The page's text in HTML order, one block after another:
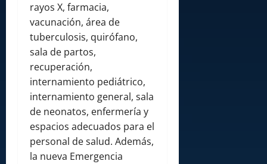
rayos X, farmacia,
vacunación, área de
tuberculosis, quirófano,
sala de partos,
recuperación,
internamiento pediátrico,
internamiento general, sala
de neonatos, enfermería y
espacios adecuados para el
personal de salud. Además,
la nueva Emergencia